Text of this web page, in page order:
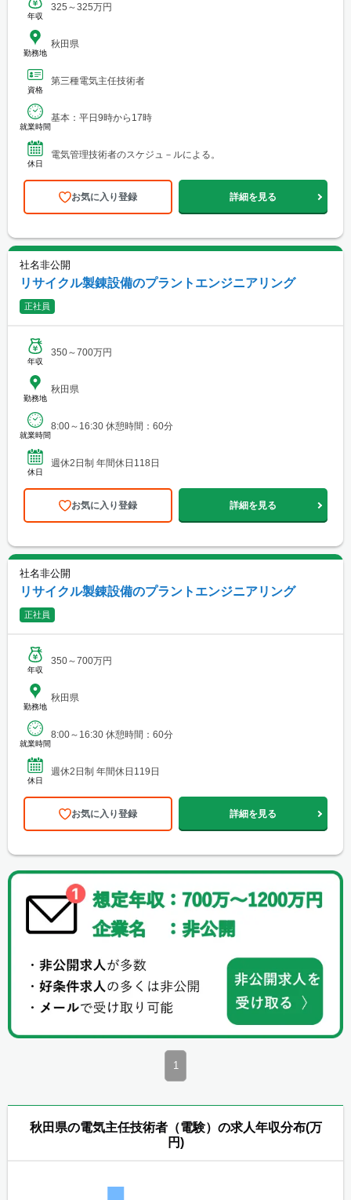
年収
325～325万円
勤務地
秋田県
資格
第三種電気主任技術者
就業時間
基本：平日9時から17時
休日
電気管理技術者のスケジュ－ルによる。
お気に入り登録 詳細を見る
社名非公開
リサイクル製錬設備のプラントエンジニアリング
正社員
年収
350～700万円
勤務地
秋田県
就業時間
8:00～16:30 休憩時間：60分
休日
週休2日制 年間休日118日
お気に入り登録 詳細を見る
社名非公開
リサイクル製錬設備のプラントエンジニアリング
正社員
年収
350～700万円
勤務地
秋田県
就業時間
8:00～16:30 休憩時間：60分
休日
週休2日制 年間休日119日
お気に入り登録 詳細を見る
1
秋田県の電気主任技術者（電験）の求人年収分布(万
円)